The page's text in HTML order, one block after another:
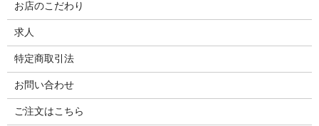
お店のこだわり
求人
特定商取引法
お問い合わせ
ご注文はこちら